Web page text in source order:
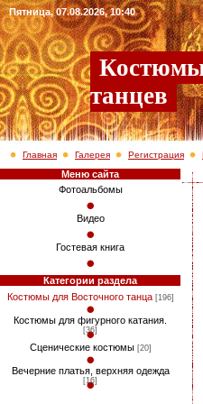
Пятница, 07.08.2026, 10:40
танцев
Главная Галерея Регистрация
Меню сайта
Фотоальбомы
Видео
Гостевая книга
Категории раздела
Костюмы для Восточного танца [196]
Костюмы для фигурного катания.
[36]
Сценические костюмы [20]
Вечерние платья, верхняя одежда
[16]